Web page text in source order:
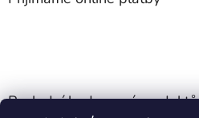
Poslední hodnocení produktů